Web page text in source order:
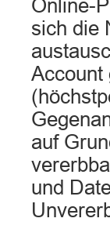
Online-
sich die
Account
auf
und